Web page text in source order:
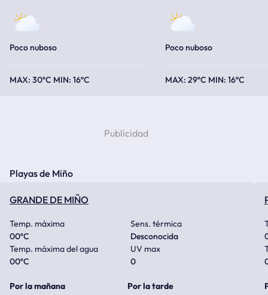
Poco nuboso
30ºC 16ºC
Poco nuboso
29ºC 16ºC
Playas de Miño
GRANDE DE MIÑO
Temp. máxima
00ºC
Sens. térmica
Desconocida
Temp. máxima del agua
00ºC
UV max
0
Por la mañana
Por la tarde